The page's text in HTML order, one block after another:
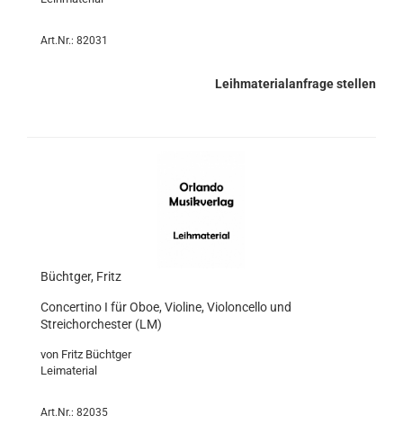
Art.Nr.: 82031
Leihmaterialanfrage stellen
Büchtger, Fritz
Concertino I für Oboe, Violine, Violoncello und
Streichorchester (LM)
von Fritz Büchtger
Leimaterial
Art.Nr.: 82035